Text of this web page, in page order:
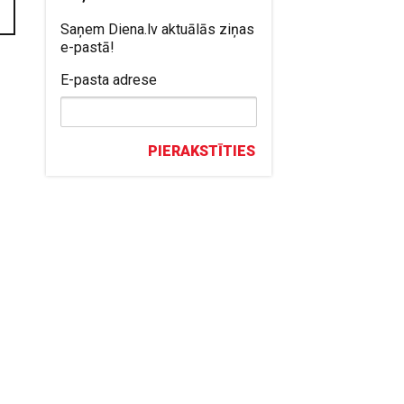
Saņem Diena.lv aktuālās ziņas
e-pastā!
E-pasta adrese
PIERAKSTĪTIES